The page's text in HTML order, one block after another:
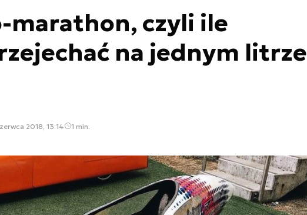
marathon, czyli ile
na jednym litrze
2018, 13:14 1 min.